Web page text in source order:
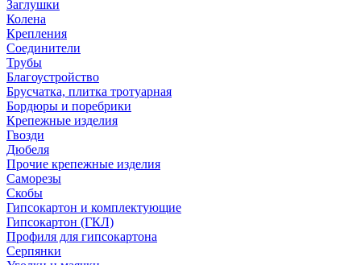
Заглушки
Колена
Крепления
Соединители
Трубы
Благоустройство
Брусчатка, плитка тротуарная
Бордюры и поребрики
Крепежные изделия
Гвозди
Дюбеля
Прочие крепежные изделия
Саморезы
Скобы
Гипсокартон и комплектующие
Гипсокартон (ГКЛ)
Профиля для гипсокартона
Серпянки